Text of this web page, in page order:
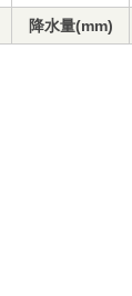
降水量(mm)